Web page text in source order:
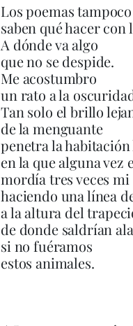
Los poemas tampoco
saben qué hacer con
A dónde va algo
que no se despide.
Me acostumbro
un rato a la
Tan solo el brillo
de la menguante
penetra la
en la que alguna vez
mordía tres veces mi
haciendo una línea
a la altura del
de donde saldrían
si no fuéramos
estos animales.